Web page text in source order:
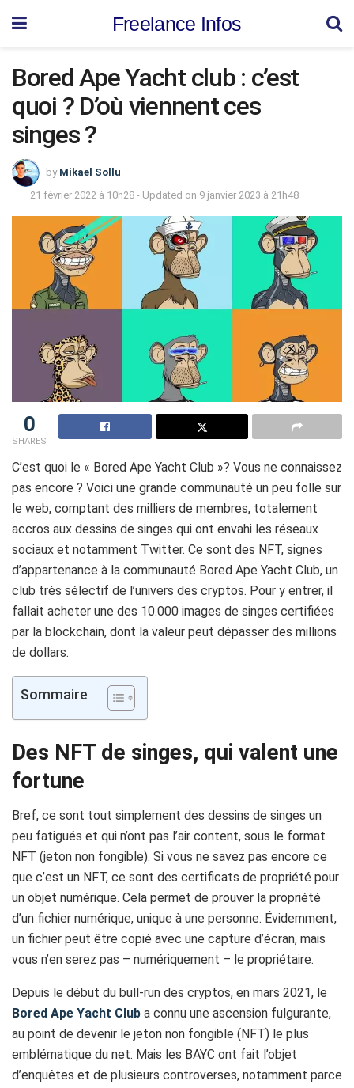
Freelance Infos
Bored Ape Yacht club : c’est
quoi ? D’où viennent ces
singes ?
by Mikael Sollu
21 février 2022 à 10h28 - Updated on 9 janvier 2023 à 21h48
0
SHARES
C’est quoi le « Bored Ape Yacht Club »? Vous ne connaissez
pas encore ? Voici une grande communauté un peu folle sur
le web, comptant des milliers de membres, totalement
accros aux dessins de singes qui ont envahi les réseaux
sociaux et notamment Twitter. Ce sont des NFT, signes
d’appartenance à la communauté Bored Ape Yacht Club, un
club très sélectif de l’univers des cryptos. Pour y entrer, il
fallait acheter une des 10.000 images de singes certifiées
par la blockchain, dont la valeur peut dépasser des millions
de dollars.
Sommaire
Des NFT de singes, qui valent une
fortune
Bref, ce sont tout simplement des dessins de singes un
peu fatigués et qui n’ont pas l’air content, sous le format
NFT (jeton non fongible). Si vous ne savez pas encore ce
que c’est un NFT, ce sont des certificats de propriété pour
un objet numérique. Cela permet de prouver la propriété
d’un fichier numérique, unique à une personne. Évidemment,
un fichier peut être copié avec une capture d’écran, mais
vous n’en serez pas – numériquement – le propriétaire.
Depuis le début du bull-run des cryptos, en mars 2021, le
Bored Ape Yacht Club a connu une ascension fulgurante,
au point de devenir le jeton non fongible (NFT) le plus
emblématique du net. Mais les BAYC ont fait l’objet
d’enquêtes et de plusieurs controverses, notamment parce